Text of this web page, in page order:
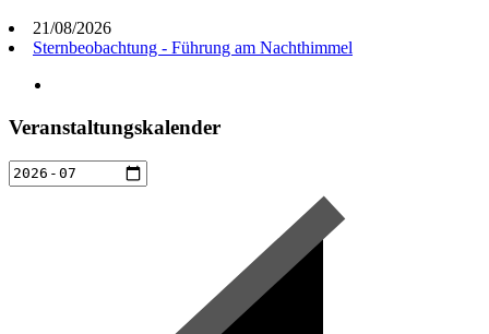
21/08/2026
Sternbeobachtung - Führung am Nachthimmel
Veranstaltungskalender